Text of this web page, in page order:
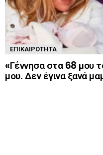
ΕΠΙΚΑΙΡΌΤΗΤΑ
«Γέννησα στα 68 μου
μου. Δεν έγινα ξανά